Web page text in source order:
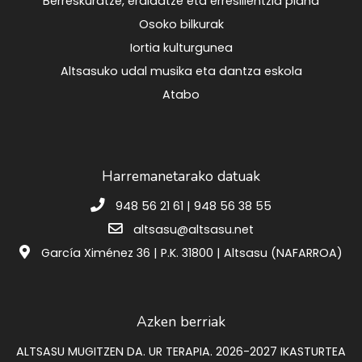
Osoko bilkurak
Iortia kulturgunea
Altsasuko udal musika eta dantza eskola
Atabo
Harremanetarako datuak
948 56 21 61 | 948 56 38 55
altsasu@altsasu.net
García Ximénez 36 | P.K. 31800 | Altsasu (NAFARROA)
Azken berriak
ALTSASU MUGITZEN DA. UR TERAPIA. 2026-2027 IKASTURTEA